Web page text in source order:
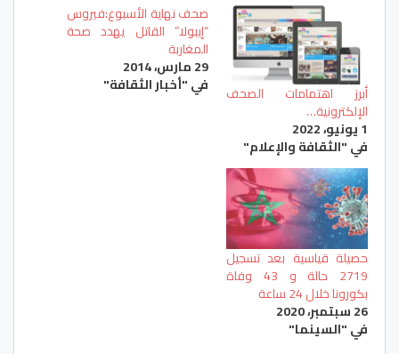
أبرز اهتمامات الصحف
الإلكترونية…
1 يونيو، 2022
في "الثقافة والإعلام"
صحف نهاية الأسبوع:فيروس
“إيبولا” القاتل يهدد صحة
المغاربة
29 مارس، 2014
في "أخبار الثقافة"
حصيلة قياسية بعد تسجيل
2719 حالة و 43 وفاة
بكورونا خلال 24 ساعة
26 سبتمبر، 2020
في "السينما"